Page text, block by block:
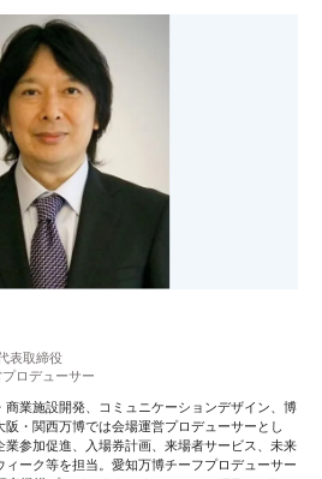
表取締役
ロデューサー
商業施設開発、コミュニケーションデザイン、博
・関西万博では会場運営プロデューサーとし
参加促進、入場券計画、来場者サービス、未来
ーク等を担当。愛知万博チーフプロデューサー